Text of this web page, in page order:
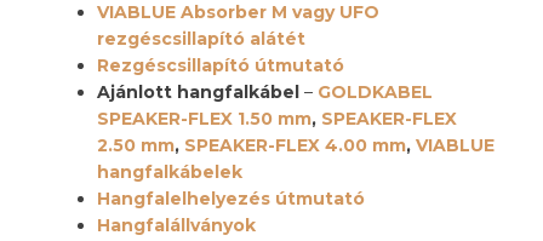
VIABLUE Absorber M vagy UFO
rezgéscsillapító alátét
Rezgéscsillapító útmutató
Ajánlott hangfalkábel – GOLDKABEL
SPEAKER-FLEX 1.50 mm, SPEAKER-FLEX
2.50 mm, SPEAKER-FLEX 4.00 mm, VIABLUE
hangfalkábelek
Hangfalelhelyezés útmutató
Hangfalállványok